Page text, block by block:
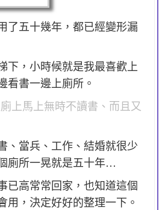
了五十幾年，都已經變形漏
下，小時候就是我最喜歡上
看書一邊上廁所。
上馬上無時不讀書、而且又
、當兵、工作、結婚就很少
廁所一晃就是五十年…
已高常常回家，也知道這個
用，決定好好的整理一下。